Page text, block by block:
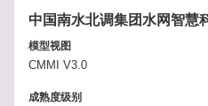
中国南水北调集团水网智慧
模型视图
CMMI V3.0
成熟度级别